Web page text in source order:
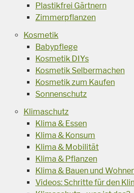
Plastikfrei Gärtnern
Zimmerpflanzen
Kosmetik
Babypflege
Kosmetik DIYs
Kosmetik Selbermachen
Kosmetik zum Kaufen
Sonnenschutz
Klimaschutz
Klima & Essen
Klima & Konsum
Klima & Mobilität
Klima & Pflanzen
Klima & Bauen und
Videos: Schritte für den